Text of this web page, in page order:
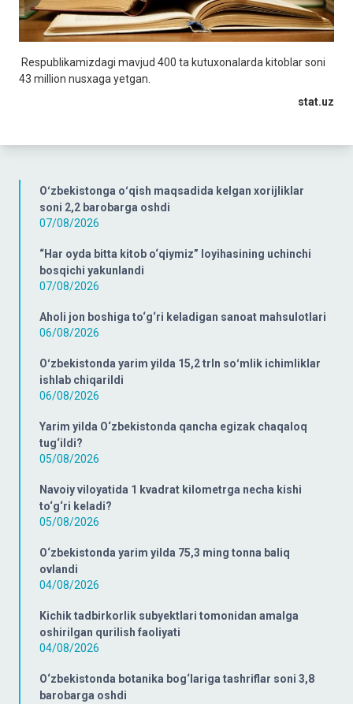
Oʻzbekistonga oʻqish maqsadida kelgan xorijliklar
soni 2,2 barobarga oshdi
07/08/2026
“Har oyda bitta kitob o‘qiymiz” loyihasining uchinchi
bosqichi yakunlandi
07/08/2026
Aholi jon boshiga to‘g‘ri keladigan sanoat mahsulotlari
06/08/2026
Oʻzbekistonda yarim yilda 15,2 trln soʻmlik ichimliklar
ishlab chiqarildi
06/08/2026
Yarim yilda O‘zbekistonda qancha egizak chaqaloq
tug‘ildi?
05/08/2026
Navoiy viloyatida 1 kvadrat kilometrga necha kishi
to‘g‘ri keladi?
05/08/2026
O‘zbekistonda yarim yilda 75,3 ming tonna baliq
ovlandi
04/08/2026
Kichik tadbirkorlik subyektlari tomonidan amalga
oshirilgan qurilish faoliyati
04/08/2026
O‘zbekistonda botanika bog‘lariga tashriflar soni 3,8
barobarga oshdi
Respublikamizdagi mavjud 400 ta kutuxonalarda kitoblar soni
43 million nusxaga yetgan.
stat.uz